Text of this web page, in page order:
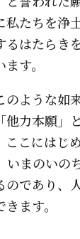
私たちを浄
るはたらき
す。
ような如
他力本願」
こにはじ
いまのいの
のであり、
ます。